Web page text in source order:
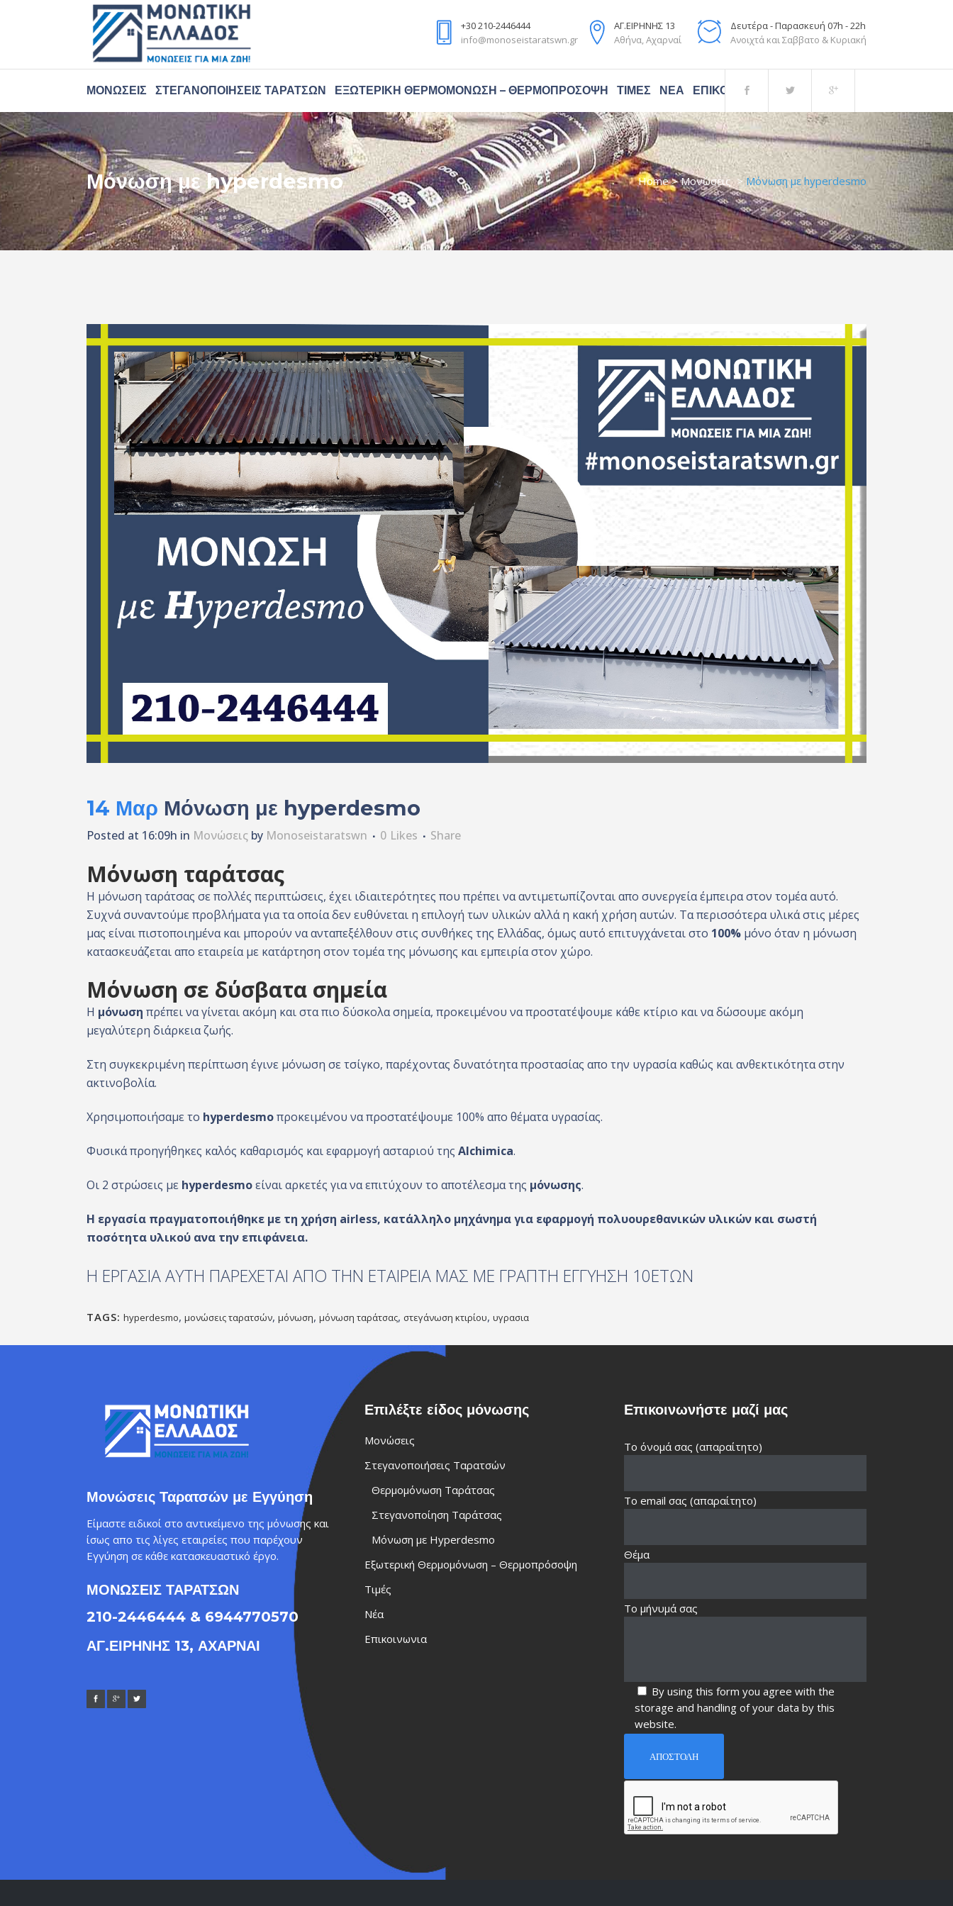
+30 210-2446444
info@monoseistaratswn.gr
ΑΓ.ΕΙΡΗΝΗΣ 13
Αθήνα, Αχαρναί
Δευτέρα - Παρασκευή 07h - 22h
Ανοιχτά και Σαββατο & Κυριακή
ΜΟΝΏΣΕΙΣ ΣΤΕΓΑΝΟΠΟΙΉΣΕΙΣ ΤΑΡΑΤΣΏΝ ΕΞΩΤΕΡΙΚΉ ΘΕΡΜΟΜΌΝΩΣΗ – ΘΕΡΜΟΠΡΌΣΟΨΗ ΤΙΜΈΣ ΝΈΑ ΕΠΙΚΟΙΝΩΝΙΑ
Μόνωση με hyperdesmo Home>Μονώσεις >Μόνωση με hyperdesmo
14 Μαρ Μόνωση με hyperdesmo
Posted at 16:09h in Μονώσεις by Monoseistaratswn 0 Likes Share
Μόνωση ταράτσας
Η μόνωση ταράτσας σε πολλές περιπτώσεις, έχει ιδιαιτερότητες που πρέπει να αντιμετωπίζονται απο συνεργεία έμπειρα στον τομέα αυτό.
Συχνά συναντούμε προβλήματα για τα οποία δεν ευθύνεται η επιλογή των υλικών αλλά η κακή χρήση αυτών. Τα περισσότερα υλικά στις μέρες
μας είναι πιστοποιημένα και μπορούν να ανταπεξέλθουν στις συνθήκες της Ελλάδας, όμως αυτό επιτυγχάνεται στο 100% μόνο όταν η μόνωση
κατασκευάζεται απο εταιρεία με κατάρτηση στον τομέα της μόνωσης και εμπειρία στον χώρο.
Μόνωση σε δύσβατα σημεία
Η μόνωση πρέπει να γίνεται ακόμη και στα πιο δύσκολα σημεία, προκειμένου να προστατέψουμε κάθε κτίριο και να δώσουμε ακόμη
μεγαλύτερη διάρκεια ζωής.
Στη συγκεκριμένη περίπτωση έγινε μόνωση σε τσίγκο, παρέχοντας δυνατότητα προστασίας απο την υγρασία καθώς και ανθεκτικότητα στην
ακτινοβολία.
Χρησιμοποιήσαμε το hyperdesmoπροκειμένου να προστατέψουμε 100% απο θέματα υγρασίας.
Φυσικά προηγήθηκες καλός καθαρισμός και εφαρμογή ασταριού της Alchimica.
Οι 2 στρώσεις με hyperdesmoείναι αρκετές για να επιτύχουν το αποτέλεσμα της μόνωσης.
Η εργασία πραγματοποιήθηκε με τη χρήση airless, κατάλληλο μηχάνημα για εφαρμογή πολυουρεθανικών υλικών και σωστή
ποσότητα υλικού ανα την επιφάνεια.
Η ΕΡΓΑΣΙΑ ΑΥΤΗ ΠΑΡΕΧΕΤΑΙ ΑΠΟ ΤΗΝ ΕΤΑΙΡΕΙΑ ΜΑΣ ΜΕ ΓΡΑΠΤΗ ΕΓΓΥΗΣΗ 10ΕΤΩΝ
TAGS: hyperdesmo, μονώσεις ταρατσών, μόνωση, μόνωση ταράτσας, στεγάνωση κτιρίου, υγρασια
Μονώσεις Ταρατσών με Εγγύηση
Είμαστε ειδικοί στο αντικείμενο της μόνωσης και
ίσως απο τις λίγες εταιρείες που παρέχουν
Εγγύηση σε κάθε κατασκευαστικό έργο.
ΜΟΝΩΣΕΙΣ ΤΑΡΑΤΣΩΝ
210-2446444 & 6944770570
ΑΓ.ΕΙΡΗΝΗΣ 13, ΑΧΑΡΝΑΙ
Επιλέξτε είδος μόνωσης
Μονώσεις
Στεγανοποιήσεις Ταρατσών
Θερμομόνωση Ταράτσας
Στεγανοποίηση Ταράτσας
Μόνωση με Hyperdesmo
Εξωτερική Θερμομόνωση – Θερμοπρόσοψη
Τιμές
Νέα
Επικοινωνια
Επικοινωνήστε μαζί μας
Το όνομά σας (απαραίτητο)
Το email σας (απαραίτητο)
Θέμα
Το μήνυμά σας
By using this form you agree with the
storage and handling of your data by this
website.